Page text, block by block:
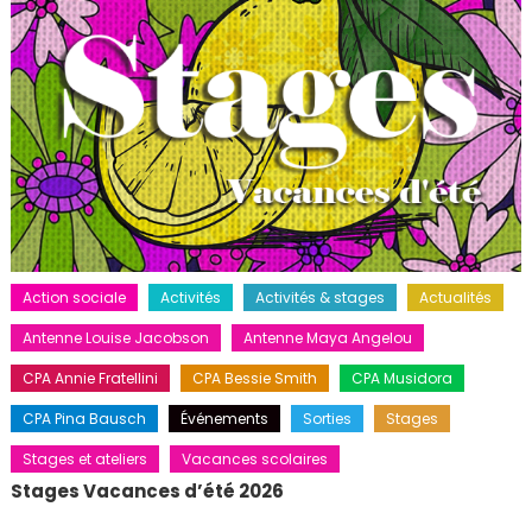
Action sociale Activités Activités & stages
Actualités
Antenne Louise Jacobson
Antenne Maya Angelou
CPA Annie Fratellini
CPA Bessie Smith
CPA Musidora
CPA Pina Bausch
Événements Sorties
Stages
Stages et ateliers
Vacances scolaires
Stages Vacances d’été 2026